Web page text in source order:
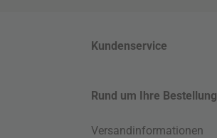
Kundenservice
Rund um Ihre Bestellung
Versandinformationen